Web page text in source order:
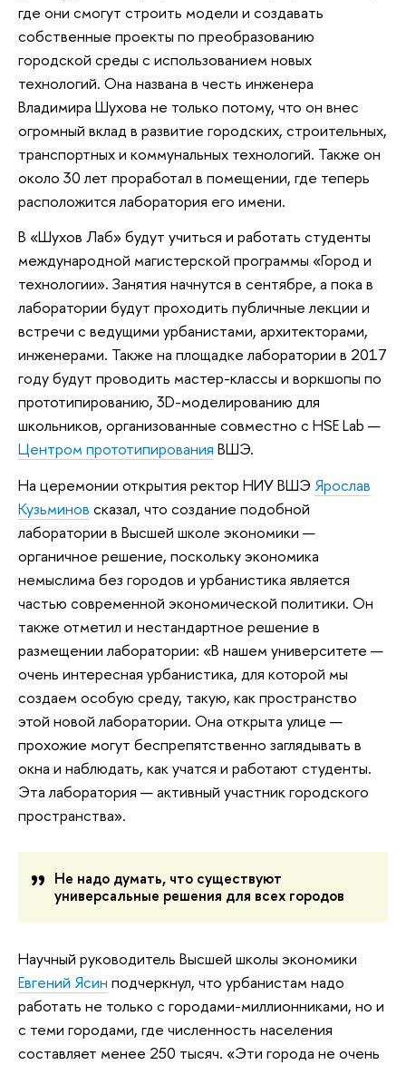
где они смогут строить модели и создавать
собственные проекты по преобразованию
городской среды с использованием новых
технологий. Она названа в честь инженера
Владимира Шухова не только потому, что он внес
огромный вклад в развитие городских, строительных,
транспортных и коммунальных технологий. Также он
около 30 лет проработал в помещении, где теперь
расположится лаборатория его имени.
В «Шухов Лаб» будут учиться и работать студенты
международной магистерской программы «Город и
технологии». Занятия начнутся в сентябре, а пока в
лаборатории будут проходить публичные лекции и
встречи с ведущими урбанистами, архитекторами,
инженерами. Также на площадке лаборатории в 2017
году будут проводить мастер-классы и воркшопы по
прототипированию, 3D-моделированию для
школьников, организованные совместно с HSE Lab —
Центром прототипирования ВШЭ.
На церемонии открытия ректор НИУ ВШЭ Ярослав
Кузьминов сказал, что создание подобной
лаборатории в Высшей школе экономики —
органичное решение, поскольку экономика
немыслима без городов и урбанистика является
частью современной экономической политики. Он
также отметил и нестандартное решение в
размещении лаборатории: «В нашем университете —
очень интересная урбанистика, для которой мы
создаем особую среду, такую, как пространство
этой новой лаборатории. Она открыта улице —
прохожие могут беспрепятственно заглядывать в
окна и наблюдать, как учатся и работают студенты.
Эта лаборатория — активный участник городского
пространства».
Не надо думать, что существуют
универсальные решения для всех городов
Научный руководитель Высшей школы экономики
Евгений Ясин подчеркнул, что урбанистам надо
работать не только с городами-миллионниками, но и
с теми городами, где численность населения
составляет менее 250 тысяч. «Эти города не очень